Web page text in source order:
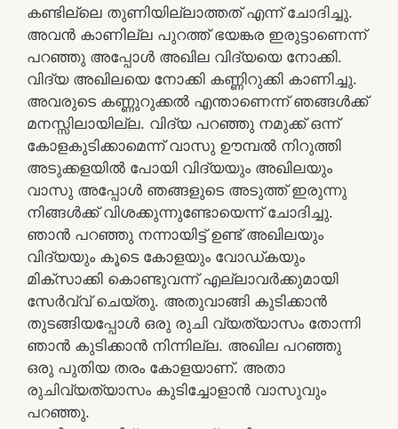
കണ്ടില്ലെ തുണിയില്ലാത്തത് എന്ന് ചോദിച്ചു.
അവന്‍ കാണില്ല പുറത്ത് ഭയങ്കര ഇരുട്ടാണെന്ന്
പറഞ്ഞു അപ്പോള്‍ അഖില വിദ്യയെ നോക്കി.
വിദ്യ അഖിലയെ നോക്കി കണ്ണിറുക്കി കാണിച്ചു.
അവരുടെ കണ്ണുറുക്കല്‍ എന്താണെന്ന് ഞങ്ങള്‍ക്ക്
മനസ്സിലായില്ല. വിദ്യ പറഞ്ഞു നമുക്ക് ഒന്ന്
കോളകുടിക്കാമെന്ന് വാസു ഊമ്പല്‍ നിറുത്തി
അടുക്കളയില്‍ പോയി വിദ്യയും അഖിലയും
വാസു അപ്പോള്‍ ഞങ്ങളുടെ അടുത്ത് ഇരുന്നു
നിങ്ങള്‍ക്ക് വിശക്കുന്നുണ്ടോയെന്ന് ചോദിച്ചു.
ഞാന്‍ പറഞ്ഞു നന്നായിട്ട് ഉണ്ട് അഖിലയും
വിദ്യയും കൂടെ കോളയും വോഡ്കയും
മിക്‌സാക്കി കൊണ്ടുവന്ന് എല്ലാവര്‍ക്കുമായി
സേര്‍വ്വ് ചെയ്തു. അതുവാങ്ങി കുടിക്കാന്‍
തുടങ്ങിയപ്പോള്‍ ഒരു രുചി വ്യത്യാസം തോന്നി
ഞാന്‍ കുടിക്കാന്‍ നിന്നില്ല. അഖില പറഞ്ഞു
ഒരു പുതിയ തരം കോളയാണ്. അതാ
രുചിവ്യത്യാസം കുടിച്ചോളാന്‍ വാസുവും
പറഞ്ഞു.